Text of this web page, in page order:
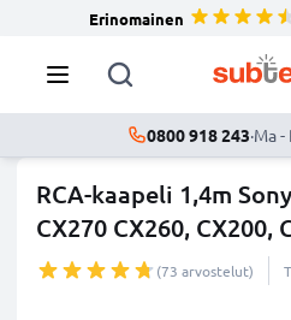
Erinomainen
0800 918 243·Ma -
RCA-kaapeli 1,4m
CX270 CX260, CX200,
(73 arvostelut)